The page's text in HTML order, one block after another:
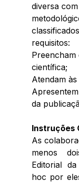
diversa
requisitos:
Preencham
científica;
Atendam
da
Instruções
As
menos
Editorial
hoc por